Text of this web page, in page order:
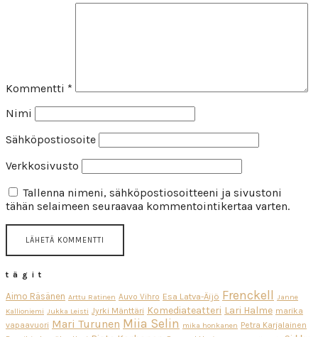
Kommentti *
Nimi
Sähköpostiosoite
Verkkosivusto
Tallenna nimeni, sähköpostiosoitteeni ja sivustoni
tähän selaimeen seuraavaa kommentointikertaa varten.
tägit
Aimo Räsänen Arttu Ratinen Auvo Vihro Esa Latva-Äijö Frenckell
Janne
Kallioniemi Jukka Leisti Jyrki Mänttäri Komediateatteri Lari Halme marika
vapaavuori Mari Turunen Miia Selin mika honkanen Petra Karjalainen